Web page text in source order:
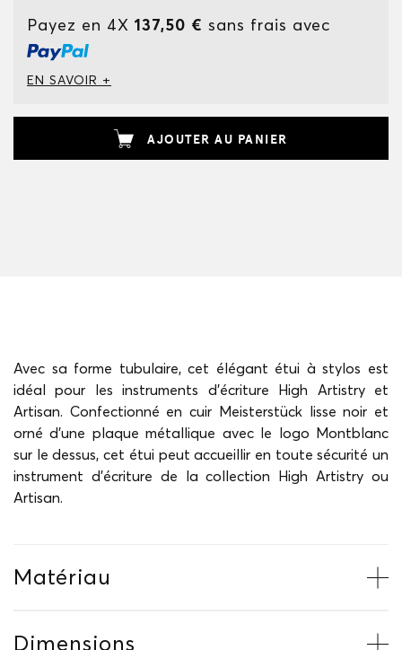
Payez en 4X 137,50 € sans frais avec
EN SAVOIR +
AJOUTER AU PANIER
Avec sa forme tubulaire, cet élégant étui à stylos est
idéal pour les instruments d'écriture High Artistry et
Artisan. Confectionné en cuir Meisterstück lisse noir et
orné d'une plaque métallique avec le logo Montblanc
sur le dessus, cet étui peut accueillir en toute sécurité un
instrument d'écriture de la collection High Artistry ou
Artisan.
Matériau
Dimensions